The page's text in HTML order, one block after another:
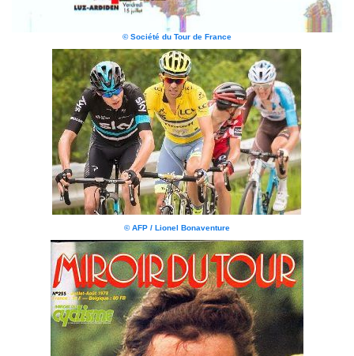
© Société du Tour de France
© AFP / Lionel Bonaventure